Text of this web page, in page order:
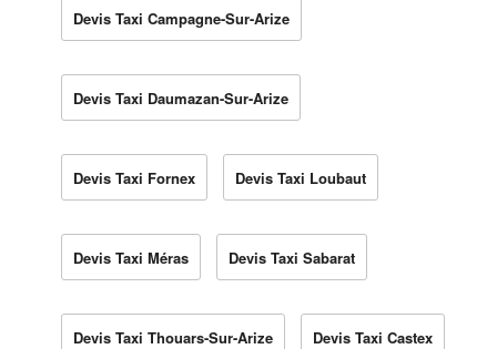
Devis Taxi Campagne-Sur-Arize
Devis Taxi Daumazan-Sur-Arize
Devis Taxi Fornex Devis Taxi Loubaut
Devis Taxi Méras Devis Taxi Sabarat
Devis Taxi Thouars-Sur-Arize Devis Taxi Castex